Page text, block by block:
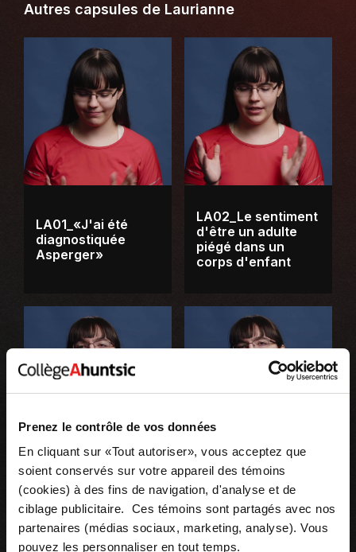
Prenez le contrôle de vos données
En cliquant sur «Tout autoriser», vous acceptez que
soient conservés sur votre appareil des témoins
(cookies) à des fins de navigation, d'analyse et de
ciblage publicitaire. Ces témoins sont partagés avec nos
partenaires (médias sociaux, marketing, analyse). Vous
pouvez les personnaliser en tout temps.
Autres capsules de Laurianne
LA01_«J'ai été
diagnostiquée
Asperger»
LA02_Le sentiment
d'être un adulte
piégé dans un
corps d'enfant
LA03_L'autisme et
la loterie des sens
LA04_L’autisme et
les sens : l'ouïe